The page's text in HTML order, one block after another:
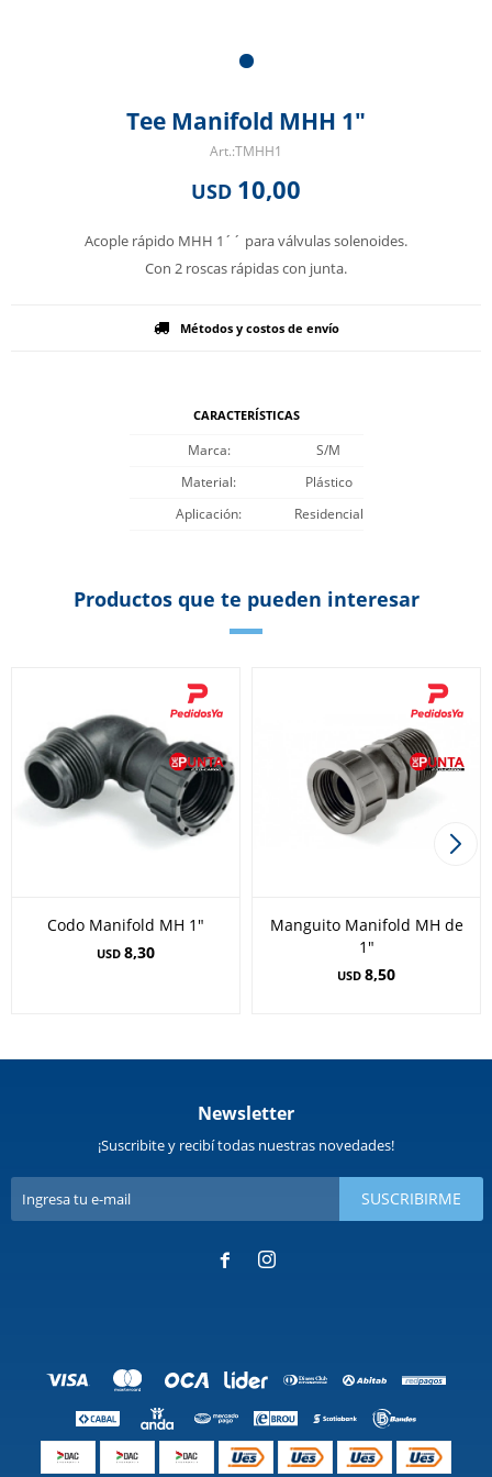
Tee Manifold MHH 1"
TMHH1
USD 10,00
Acople rápido MHH 1´´ para válvulas solenoides.
Con 2 roscas rápidas con junta.
Métodos y costos de envío
CARACTERÍSTICAS
Marca
S/M
Material
Plástico
Aplicación
Residencial
Productos que te pueden interesar
Codo Manifold MH 1"
USD 8,30
Manguito Manifold MH de
1"
USD 8,50
Newsletter
¡Suscribite y recibí todas nuestras novedades!
SUSCRIBIRME
 